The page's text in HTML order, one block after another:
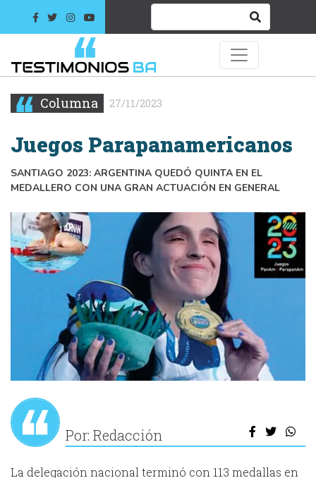
Columna 27/11/2023
Juegos Parapanamericanos
SANTIAGO 2023: ARGENTINA QUEDÓ QUINTA EN EL
MEDALLERO CON UNA GRAN ACTUACIÓN EN GENERAL
Por: Redacción
La delegación nacional terminó con 113 medallas en